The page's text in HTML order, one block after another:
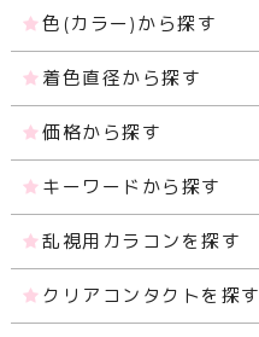
色(カラー)から探す
着色直径から探す
価格から探す
キーワードから探す
乱視用カラコンを探す
クリアコンタクトを探す